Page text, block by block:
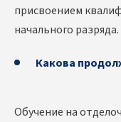
присвоением
начального разряда.
Какова
Обучение на